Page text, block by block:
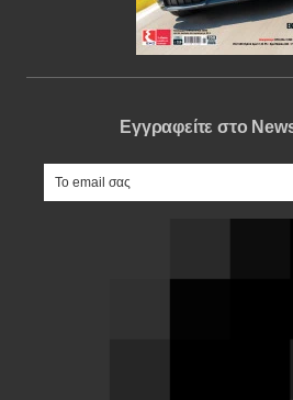
Εγγραφείτε στο
e-mail